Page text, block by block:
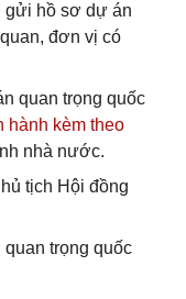
gửi hồ sơ dự án
đơn vị có
quan trọng quốc
hành kèm theo
nhà nước.
tịch Hội đồng
trọng quốc